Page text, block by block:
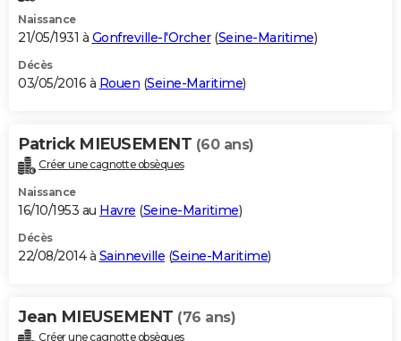
Naissance
21/05/1931 à Gonfreville-l'Orcher(Seine-Maritime)
Décès
03/05/2016 à Rouen (Seine-Maritime)
Patrick MIEUSEMENT (60 ans)
Créer une cagnotte obsèques
Naissance
16/10/1953 au Havre (Seine-Maritime)
Décès
22/08/2014 à Sainneville (Seine-Maritime)
Jean MIEUSEMENT (76 ans)
Créer une cagnotte obsèques